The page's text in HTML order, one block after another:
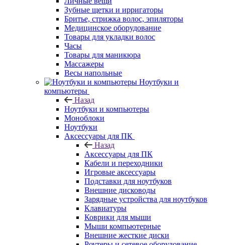
Зубные щетки и ирригаторы
Бритье, стрижка волос, эпиляторы
Медицинское оборудование
Товары для укладки волос
Часы
Товары для маникюра
Массажеры
Весы напольные
Ноутбуки и
компьютеры
Назад
Ноутбуки и компьютеры
Моноблоки
Ноутбуки
Аксессуары для ПК
Назад
Аксессуары для ПК
Кабели и переходники
Игровые аксессуары
Подставки для ноутбуков
Внешние дисководы
Зарядные устройства для ноутбуков
Клавиатуры
Коврики для мыши
Мыши компьютерные
Внешние жесткие диски